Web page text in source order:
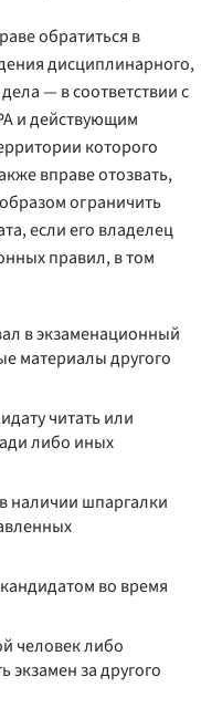
обратиться в
дисциплинарного,
— в соответствии с
и действующим
которого
вправе отозвать,
ограничить
если его владелец
правил, в том
в экзаменационный
материалы другого
читать или
либо иных
наличии шпаргалки
во время
человек либо
экзамен за другого